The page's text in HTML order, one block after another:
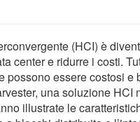
(HCI) è
center e ridurre i costi.
possono essere costosi
una soluzione
illustrate le